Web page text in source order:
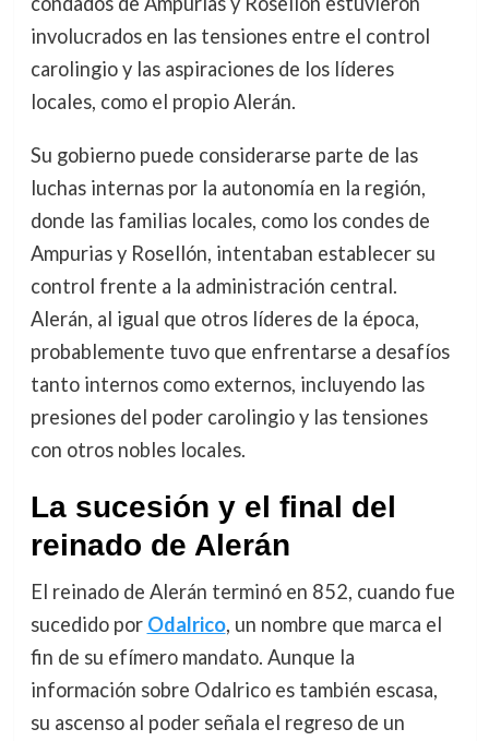
involucrados en las tensiones entre el control
carolingio y las aspiraciones de los líderes
locales, como el propio Alerán.
Su gobierno puede considerarse parte de las
luchas internas por la autonomía en la región,
donde las familias locales, como los condes de
Ampurias y Rosellón, intentaban establecer su
control frente a la administración central.
Alerán, al igual que otros líderes de la época,
probablemente tuvo que enfrentarse a desafíos
tanto internos como externos, incluyendo las
presiones del poder carolingio y las tensiones
con otros nobles locales.
La sucesión y el final del
reinado de Alerán
El reinado de Alerán terminó en 852, cuando fue
sucedido por Odalrico, un nombre que marca el
fin de su efímero mandato. Aunque la
información sobre Odalrico es también escasa,
su ascenso al poder señala el regreso de un